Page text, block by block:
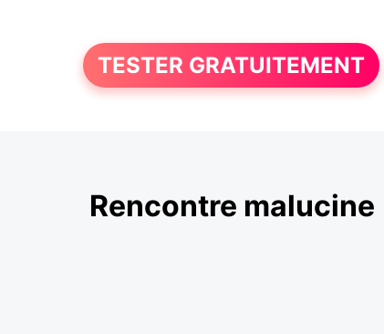
TESTER GRATUITEMENT
Rencontre malucine